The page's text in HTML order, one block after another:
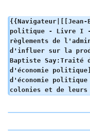
{{Navigateur|[[Jean-
politique - Livre I -
règlements de
d'influer sur la
Baptiste Say:Traité
d'économie
d'économie
colonies et de